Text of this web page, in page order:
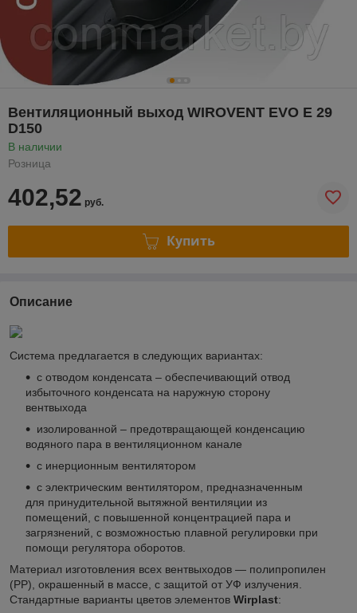
Вентиляционный выход WIROVENT EVO E 29
D150
В наличии
Розница
402,52 руб.
Купить
Описание
Система предлагается в следующих вариантах:
с отводом конденсата – обеспечивающий отвод
избыточного конденсата на наружную сторону
вентвыхода
изолированной – предотвращающей конденсацию
водяного пара в вентиляционном канале
с инерционным вентилятором
с электрическим вентилятором, предназначенным
для принудительной вытяжной вентиляции из
помещений, с повышенной концентрацией пара и
загрязнений, с возможностью плавной регулировки при
помощи регулятора оборотов.
Материал изготовления всех вентвыходов — полипропилен
(PP), окрашенный в массе, с защитой от УФ излучения.
Стандартные варианты цветов элементов Wirplast: